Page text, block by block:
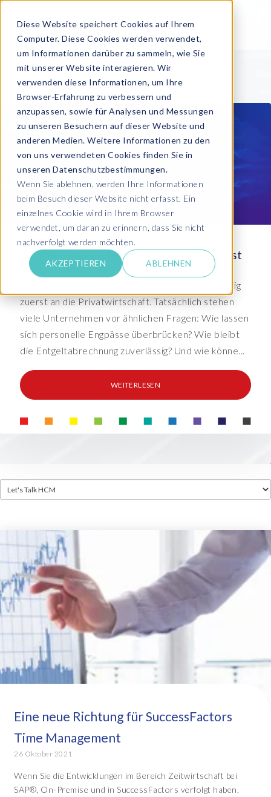
Diese Website speichert Cookies auf Ihrem
Computer. Diese Cookies werden verwendet,
um Informationen darüber zu sammeln, wie Sie
mit unserer Website interagieren. Wir
verwenden diese Informationen, um Ihre
Browser-Erfahrung zu verbessern und
anzupassen, sowie für Analysen und Messungen
zu unseren Besuchern auf dieser Website und
anderen Medien. Weitere Informationen zu den
von uns verwendeten Cookies finden Sie in
unseren Datenschutzbestimmungen.
Wenn Sie ablehnen, werden Ihre Informationen
beim Besuch dieser Website nicht erfasst. Ein
einzelnes Cookie wird in Ihrem Browser
verwendet, um daran zu erinnern, dass Sie nicht
nachverfolgt werden möchten.
AKZEPTIEREN ABLEHNEN
Payroll Outsourcing im öffentlichen Dienst
Wer über Payroll Outsourcing spricht, denkt häufig
zuerst an die Privatwirtschaft. Tatsächlich stehen
viele Unternehmen vor ähnlichen Fragen: Wie lassen
sich personelle Engpässe überbrücken? Wie bleibt
die Entgeltabrechnung zuverlässig? Und wie könne...
WEITERLESEN
Eine neue Richtung für SuccessFactors
Time Management
26 Oktober 2021
Wenn Sie die Entwicklungen im Bereich Zeitwirtschaft bei
SAP®, On-Premise und in SuccessFactors verfolgt haben,